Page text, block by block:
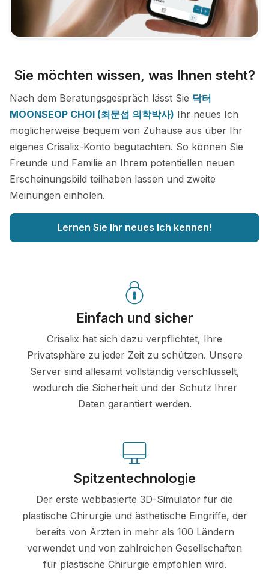
Sie möchten wissen, was Ihnen steht?
Nach dem Beratungsgespräch lässt Sie 닥터
MOONSEOP CHOI (최문섭 의학박사) Ihr neues Ich
möglicherweise bequem von Zuhause aus über Ihr
eigenes Crisalix-Konto begutachten. So können Sie
Freunde und Familie an Ihrem potentiellen neuen
Erscheinungsbild teilhaben lassen und zweite
Meinungen einholen.
Lernen Sie Ihr neues Ich kennen!
Einfach und sicher
Crisalix hat sich dazu verpflichtet, Ihre
Privatsphäre zu jeder Zeit zu schützen. Unsere
Server sind allesamt vollständig verschlüsselt,
wodurch die Sicherheit und der Schutz Ihrer
Daten garantiert werden.
Spitzentechnologie
Der erste webbasierte 3D-Simulator für die
plastische Chirurgie und ästhetische Eingriffe, der
bereits von Ärzten in mehr als 100 Ländern
verwendet und von zahlreichen Gesellschaften
für plastische Chirurgie empfohlen wird.